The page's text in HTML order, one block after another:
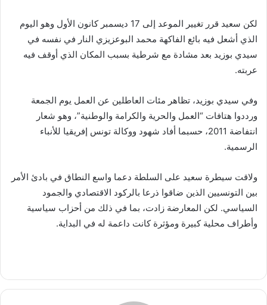
لكن سعيد قرر تغيير الموعد إلى 17 ديسمبر كانون الأول وهو اليوم
الذي أشعل فيه بائع الفاكهة محمد البوعزيزي النار في نفسه في
سيدي بوزيد بعد مشادة مع شرطية بسبب المكان الذي أوقف فيه
عربته.
وفي سيدي بوزيد، تظاهر مئات العاطلين عن العمل يوم الجمعة
ورددوا هتافات “العمل والحرية والكرامة والوطنية”، وهو شعار
انتفاضة 2011، حسبما أفاد شهود ووكالة تونس إفريقيا للأنباء
الرسمية.
ولاقت سيطرة سعيد على السلطة دعما واسع النطاق في بادئ الأمر
بين التونسيين الذين ضاقوا ذرعا بالركود الاقتصادي والجمود
السياسي. لكن المعارضة زادت، بما في ذلك من أحزاب سياسية
وأطراف محلية كبيرة ومؤثرة كانت داعمة له في البداية.